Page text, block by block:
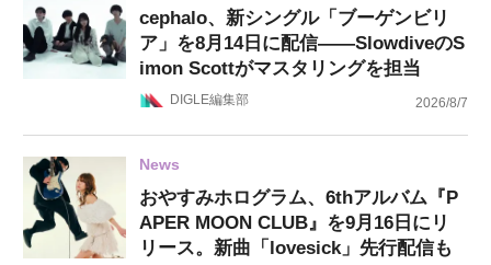
cephalo、新シングル「ブーゲンビリ
ア」を8月14日に配信——SlowdiveのS
imon Scottがマスタリングを担当
DIGLE編集部 2026/8/7
News
おやすみホログラム、6thアルバム『P
APER MOON CLUB』を9月16日にリ
リース。新曲「lovesick」先行配信も